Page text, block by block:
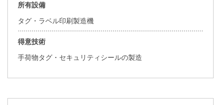
所有設備
タグ・ラベル印刷製造機
得意技術
手荷物タグ・セキュリティシールの製造